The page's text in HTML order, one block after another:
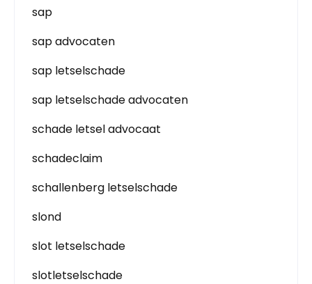
sap
sap advocaten
sap letselschade
sap letselschade advocaten
schade letsel advocaat
schadeclaim
schallenberg letselschade
slond
slot letselschade
slotletselschade